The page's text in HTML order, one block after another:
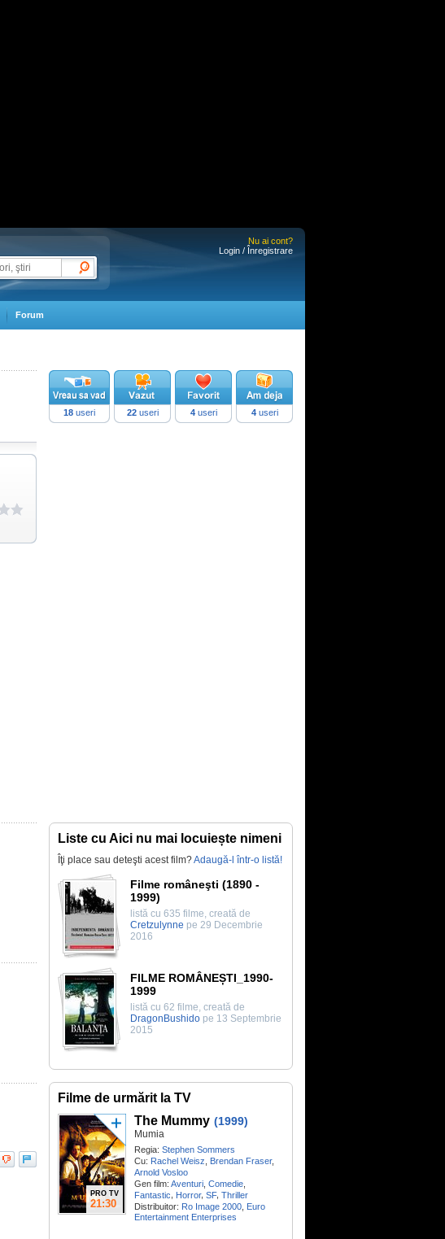
Nu ai cont?
Login / Înregistrare
Forum
18 useri 22useri 4useri 4useri
Liste cu Aici nu mai locuiește nimeni
Îţi place sau deteşti acest film?Adaugă-l într-o listă!
Filme româneşti (1890 -
1999)
listă cu 635 filme, creată de
Cretzulynne pe 29 Decembrie
2016
FILME ROMÂNEȘTI_1990-
1999
listă cu 62 filme, creată de
DragonBushido pe 13 Septembrie
2015
Filme de urmărit la TV
PRO TV
21:30
The Mummy (1999)
Mumia
Regia: Stephen Sommers
Cu: Rachel Weisz Brendan Fraser,
Arnold Vosloo
Gen film: Aventuri Comedie
Fantastic, Horror, SF, Thriller
Distribuitor: Ro Image 2000 Euro
Entertainment Enterprises